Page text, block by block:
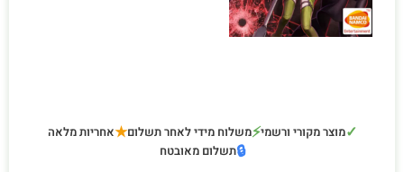
✓מוצר מקורי ורשמי⚡משלוח מידי לאחר תשלום★אחריות מלאה
🔒תשלום מאובטח